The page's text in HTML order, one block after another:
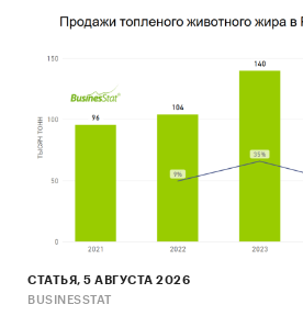
16. Материалы Index Mundi.
17. Результаты исследований
Research Group.
совокупности. Обработке и
СТАТЬЯ, 5 АВГУСТА 2026
BUSINESSTAT